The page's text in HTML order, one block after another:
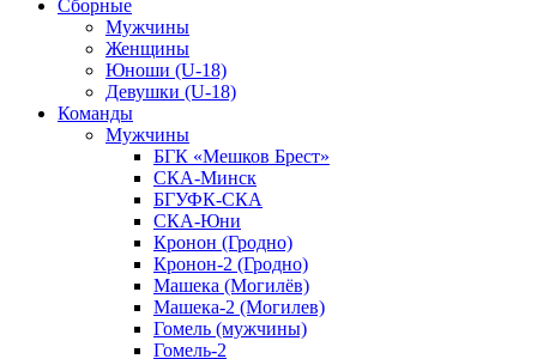
Сборные
Мужчины
Женщины
Юноши (U-18)
Девушки (U-18)
Команды
Мужчины
БГК «Мешков Брест»
СКА-Минск
БГУФК-СКА
СКА-Юни
Кронон (Гродно)
Кронон-2 (Гродно)
Машека (Могилёв)
Машека-2 (Могилев)
Гомель (мужчины)
Гомель-2